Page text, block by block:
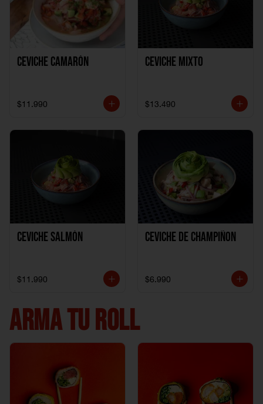
Ceviche Camarón
$11.990
Ceviche Mixto
$13.490
Ceviche Salmón
$11.990
Ceviche de Champiñon
$6.990
ARMA TU ROLL